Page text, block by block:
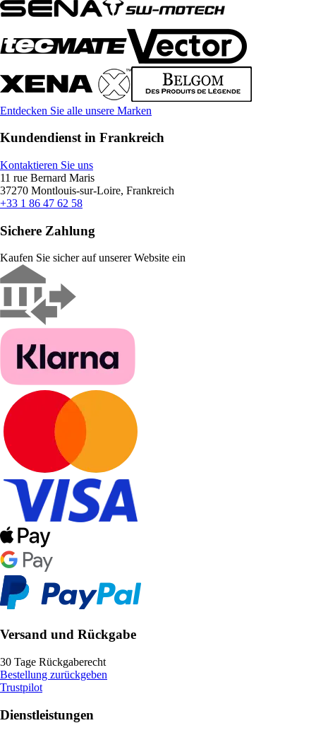
Entdecken Sie alle unsere Marken
Kundendienst in Frankreich
Kontaktieren Sie uns
11 rue Bernard Maris
37270 Montlouis-sur-Loire, Frankreich
+33 1 86 47 62 58
Sichere Zahlung
Kaufen Sie sicher auf unserer Website ein
Versand und Rückgabe
30 Tage Rückgaberecht
Bestellung zurückgeben
Trustpilot
Dienstleistungen